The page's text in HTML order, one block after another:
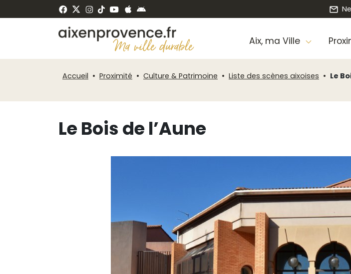
Aix, ma Ville
Accueil Proximité Culture & Patrimoine Liste des scènes aixoises Le
Le Bois de l’Aune
de
Panneau de gestion des cookies